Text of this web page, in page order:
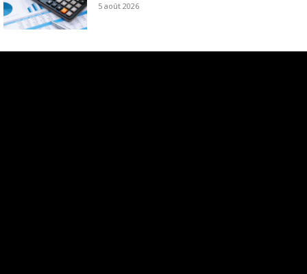
5 août 2026